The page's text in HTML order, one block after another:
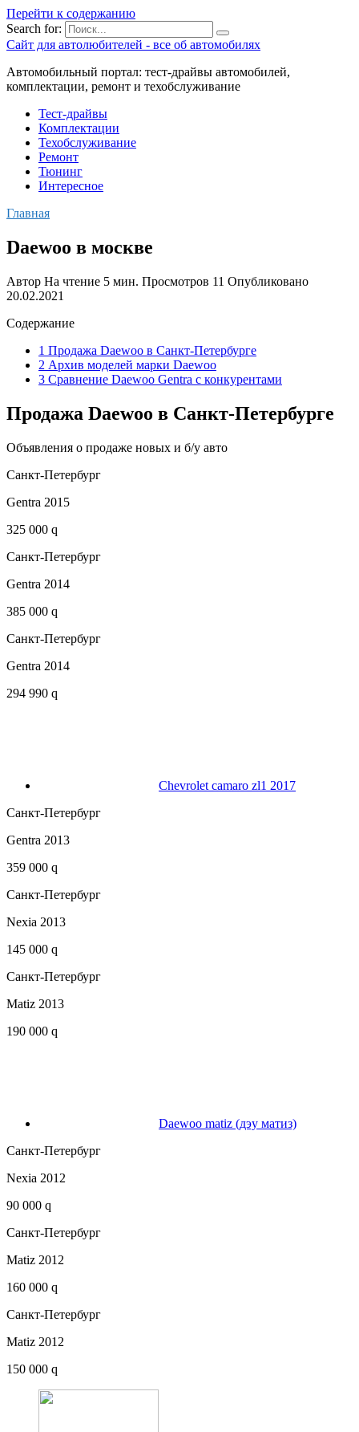
Перейти к содержанию
Search for:
Сайт для автолюбителей - все об автомобилях
Автомобильный портал: тест-драйвы автомобилей,
комплектации, ремонт и техобслуживание
Тест-драйвы
Комплектации
Техобслуживание
Ремонт
Тюнинг
Интересное
Главная
Daewoo в москве
Автор На чтение 5 мин. Просмотров 11 Опубликовано
20.02.2021
Содержание
1 Продажа Daewoo в Санкт-Петербурге
2 Архив моделей марки Daewoo
3 Сравнение Daewoo Gentra с конкурентами
Продажа Daewoo в Санкт-Петербурге
Объявления о продаже новых и б/у авто
Санкт-Петербург
Gentra 2015
325 000 q
Санкт-Петербург
Gentra 2014
385 000 q
Санкт-Петербург
Gentra 2014
294 990 q
Chevrolet camaro zl1 2017
Санкт-Петербург
Gentra 2013
359 000 q
Санкт-Петербург
Nexia 2013
145 000 q
Санкт-Петербург
Matiz 2013
190 000 q
Daewoo matiz (дэу матиз)
Санкт-Петербург
Nexia 2012
90 000 q
Санкт-Петербург
Matiz 2012
160 000 q
Санкт-Петербург
Matiz 2012
150 000 q